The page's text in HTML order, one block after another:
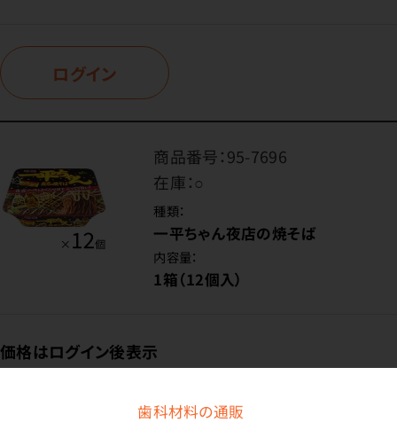
歯科材料の通販
ログイン
商品番号：95-7696
在庫：○
種類：
一平ちゃん夜店の焼そば
内容量：
1箱（12個入）
価格はログイン後表示